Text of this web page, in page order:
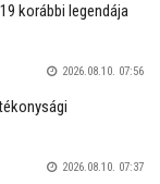
korábbi legendája
2026.08.10. 07:56
2026.08.10. 07:37